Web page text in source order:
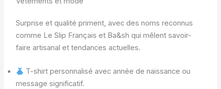
Surprise et qualité priment, avec des noms reconnus
comme Le Slip Français et Ba&sh qui mêlent savoir-
faire artisanal et tendances actuelles.
T-shirt personnalisé avec année de naissance ou
message significatif.